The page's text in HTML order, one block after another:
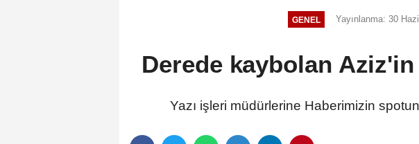
GENEL Yayınlanma: 30
Derede kaybolan
Yazı işleri müdürlerine Haberimizin